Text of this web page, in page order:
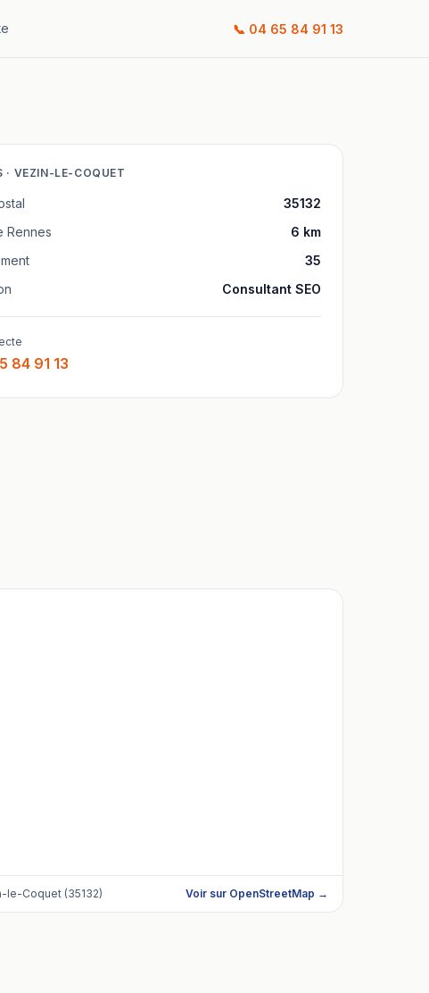
📞 04 65 84 91 13
· VEZIN-LE-COQUET
35132
Rennes 6 km
35
Consultant SEO
84 91 13
le-Coquet (35132) Voir sur OpenStreetMap →